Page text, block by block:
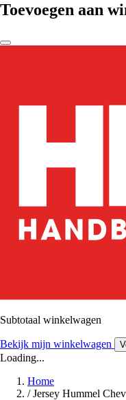
Toevoegen aan
Subtotaal winkelwagen
Bekijk mijn winkelwagen
Loading...
Home
/ Jersey Hummel